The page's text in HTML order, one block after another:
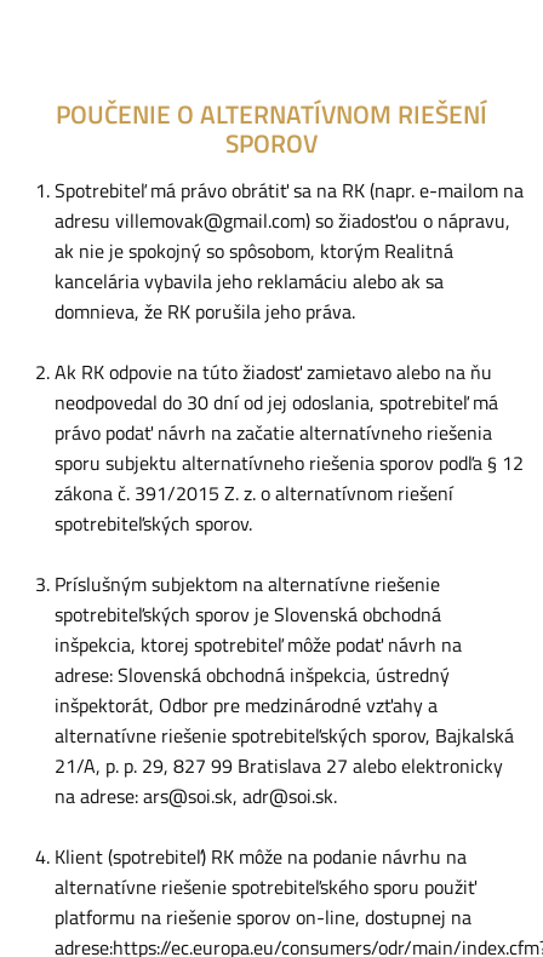
POUČENIE O ALTERNATÍVNOM RIEŠENÍ
SPOROV
Spotrebiteľ má právo obrátiť sa na RK (napr. e-mailom na
adresu villemovak@gmail.com) so žiadosťou o nápravu,
ak nie je spokojný so spôsobom, ktorým Realitná
kancelária vybavila jeho reklamáciu alebo ak sa
domnieva, že RK porušila jeho práva.
Ak RK odpovie na túto žiadosť zamietavo alebo na ňu
neodpovedal do 30 dní od jej odoslania, spotrebiteľ má
právo podať návrh na začatie alternatívneho riešenia
sporu subjektu alternatívneho riešenia sporov podľa § 12
zákona č. 391/2015 Z. z. o alternatívnom riešení
spotrebiteľských sporov.
Príslušným subjektom na alternatívne riešenie
spotrebiteľských sporov je Slovenská obchodná
inšpekcia, ktorej spotrebiteľ môže podať návrh na
adrese: Slovenská obchodná inšpekcia, ústredný
inšpektorát, Odbor pre medzinárodné vzťahy a
alternatívne riešenie spotrebiteľských sporov, Bajkalská
21/A, p. p. 29, 827 99 Bratislava 27 alebo elektronicky
na adrese:ars@soi.sk, adr@soi.sk.
Klient (spotrebiteľ) RK môže na podanie návrhu na
alternatívne riešenie spotrebiteľského sporu použiť
platformu na riešenie sporov on-line, dostupnej na
adrese:https://ec.europa.eu/consumers/odr/main/